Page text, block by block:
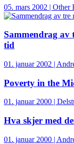
05. mars 2002 | Other
Sammendrag
tid
01. januar 2002 |
Poverty in the
01. januar 2000 |
Hva skjer med
01. januar 2000 |